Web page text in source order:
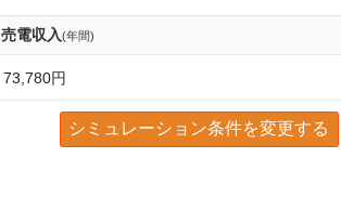
売電収入(年間)
73,780円
シミュレーション条件を変更する